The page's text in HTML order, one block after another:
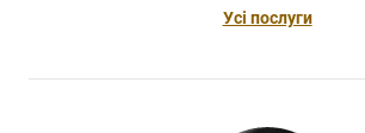
Усі послуги